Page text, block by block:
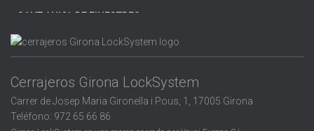
LLAGOSTERA
LLORET DE MAR
SANT ANIOL DE FINESTRES
SANT FELIU DE GUÍXOLS
SANTA COLOMA DE FARNERS
SANTA PAU
Cerrajeros Girona LockSystem
Carrer de Josep Maria Gironella i Pous, 1, 17005 Girona
Teléfono: 972 65 66 86